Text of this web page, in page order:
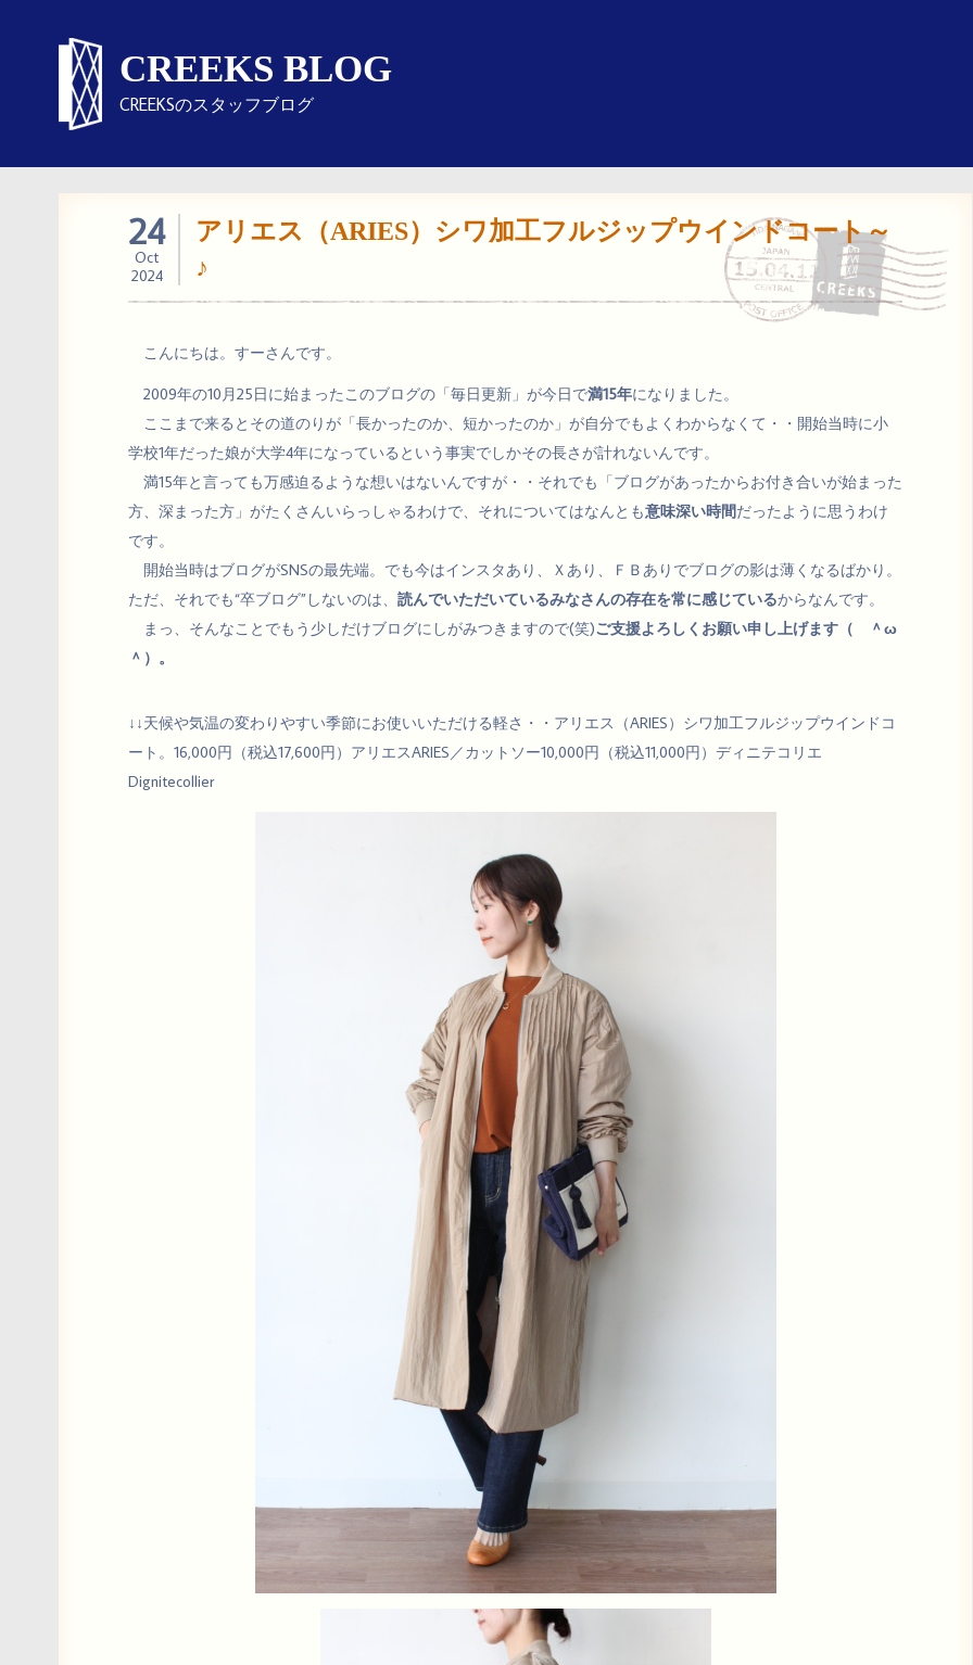
CREEKS BLOG
CREEKSのスタッフブログ
24
Oct
2024
アリエス（ARIES）シワ加工フルジップウインドコート～
♪
こんにちは。すーさんです。
2009年の10月25日に始まったこのブログの「毎日更新」が今日で満15年になりました。
ここまで来るとその道のりが「長かったのか、短かったのか」が自分でもよくわからなくて・・開始当時に小
学校1年だった娘が大学4年になっているという事実でしかその長さが計れないんです。
満15年と言っても万感迫るような想いはないんですが・・それでも「ブログがあったからお付き合いが始まった
方、深まった方」がたくさんいらっしゃるわけで、それについてはなんとも意味深い時間だったように思うわけ
です。
開始当時はブログがSNSの最先端。でも今はインスタあり、Ｘあり、ＦＢありでブログの影は薄くなるばかり。
ただ、それでも“卒ブログ”しないのは、 読んでいただいているみなさんの存在を常に感じているからなんです。
まっ、そんなことでもう少しだけブログにしがみつきますので(笑)ご支援よろしくお願い申し上げます（ ＾ω
＾）。
↓↓天候や気温の変わりやすい季節にお使いいただける軽さ・・アリエス（ARIES）シワ加工フルジップウインドコ
ート。16,000円（税込17,600円）アリエスARIES／カットソー10,000円（税込11,000円）ディニテコリエ
Dignitecollier